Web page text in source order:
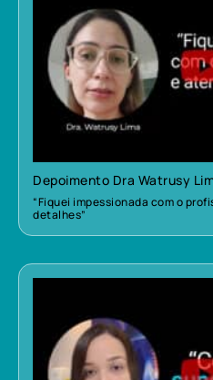
Depoimento Dra Watrusy
“Fiquei impessionada com o
detalhes”